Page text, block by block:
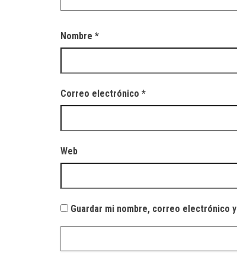
Nombre *
Correo electrónico *
Web
Guardar mi nombre, correo electrónico